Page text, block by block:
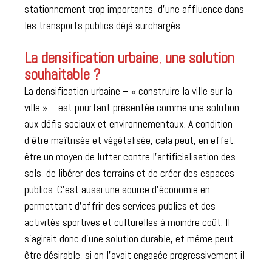
stationnement trop importants, d’une affluence dans
les transports publics déjà surchargés.
La densification urbaine, une solution
souhaitable ?
La densification urbaine – « construire la ville sur la
ville » – est pourtant présentée comme une solution
aux défis sociaux et environnementaux. A condition
d’être maîtrisée et végétalisée, cela peut, en effet,
être un moyen de lutter contre l’artificialisation des
sols, de libérer des terrains et de créer des espaces
publics. C’est aussi une source d’économie en
permettant d’offrir des services publics et des
activités sportives et culturelles à moindre coût. Il
s’agirait donc d’une solution durable, et même peut-
être désirable, si on l’avait engagée progressivement il